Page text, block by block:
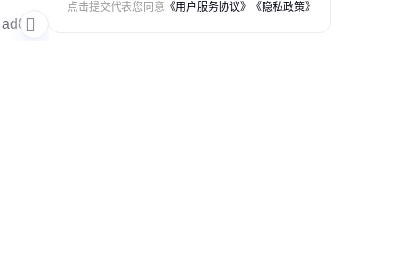
ad8001arz
点击提交代表您同意 《用户服务协议》 《隐私政策》